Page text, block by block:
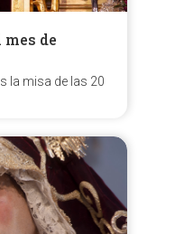
de
la misa de las 20